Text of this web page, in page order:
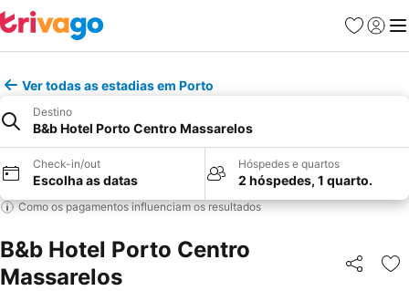
Favoritos
Iniciar
Ver todas as estadias em Porto
Destino
B&b Hotel Porto Centro Massarelos
Check-in/out
Escolha as datas
Hóspedes e quartos
2 hóspedes, 1 quarto.
Como os pagamentos influenciam os resultados
B&b Hotel Porto Centro
Massarelos
Partilhar